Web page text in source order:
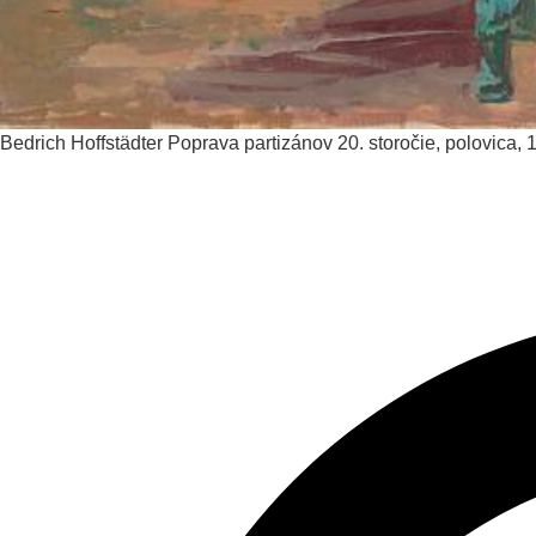
Bedrich Hoffstädter Poprava partizánov 20. storočie, polovica,